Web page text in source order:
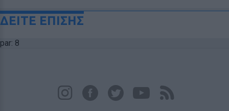
ΔΕΙΤΕ ΕΠΙΣΗΣ
par: 8